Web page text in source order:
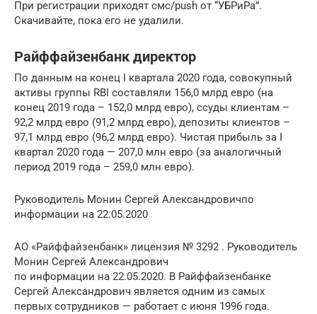
При регистрации приходят смс/push от “УБРиРа”.
Скачивайте, пока его не удалили.
Райффайзенбанк директор
По данным на конец I квартала 2020 года, совокупный
активы группы RBI составляли 156,0 млрд евро (на
конец 2019 года – 152,0 млрд евро), ссуды клиентам –
92,2 млрд евро (91,2 млрд евро), депозиты клиентов –
97,1 млрд евро (96,2 млрд евро). Чистая прибыль за I
квартал 2020 года — 207,0 млн евро (за аналогичный
период 2019 года – 259,0 млн евро).
Руководитель Монин Сергей Александровичпо
информации на 22.05.2020
АО «Райффайзенбанк» лицензия № 3292 . Руководитель
Монин Сергей Александрович
по информации на 22.05.2020. В Райффайзенбанке
Сергей Александрович является одним из самых
первых сотрудников — работает с июня 1996 года.